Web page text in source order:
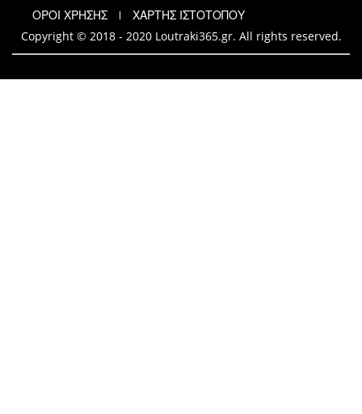
ΟΡΟΙ ΧΡΗΣΗΣ
ΧΑΡΤΗΣ ΙΣΤΟΤΟΠΟΥ
Copyright © 2018 - 2020 Loutraki365.gr. All rights reserved.